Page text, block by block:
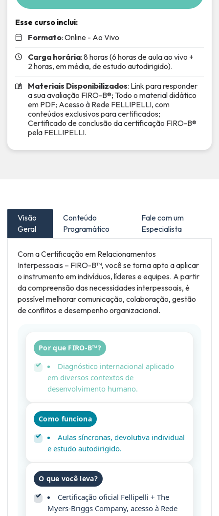
Esse curso inclui:
Formato: Online - Ao Vivo
Carga horária: 8 horas (6 horas de aula ao vivo +
2 horas, em média, de estudo autodirigido).
Materiais Disponibilizados: Link para responder
a sua avaliação FIRO-B®; Todo o material didático
em PDF; Acesso à Rede FELLIPELLI, com
conteúdos exclusivos para certificados;
Certificado de conclusão da certificação FIRO-B®
pela FELLIPELLI.
Visão
Geral
Conteúdo
Programático
Fale com um
Especialista
Com a Certificação em Relacionamentos
Interpessoais – FIRO-B™, você se torna apto a aplicar
o instrumento em indivíduos, líderes e equipes. A partir
da compreensão das necessidades interpessoais, é
possível melhorar comunicação, colaboração, gestão
de conflitos e desempenho organizacional.
Por que FIRO-B™?
Diagnóstico internacional aplicado
em diversos contextos de
desenvolvimento humano.
Como funciona
Aulas síncronas, devolutiva individual
e estudo autodirigido.
O que você leva?
Certificação oficial Fellipelli + The
Myers-Briggs Company, acesso à Rede